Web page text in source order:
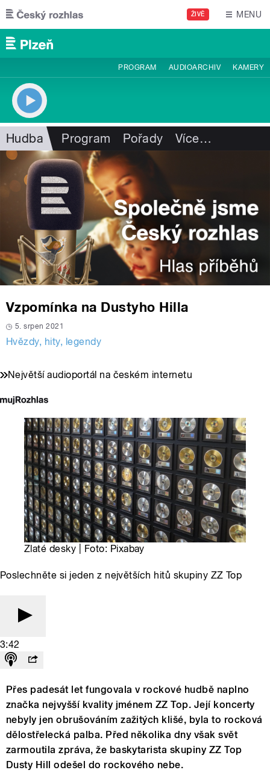
Přejít k hlavnímu obsahu
ŽIVĚ MENU
PROGRAM AUDIOARCHIV KAMERY
Hudba Program Pořady Více…
Vzpomínka na Dustyho Hilla
5. srpen 2021
Hvězdy, hity, legendy
Největší audioportál na českém internetu
Zlaté desky | Foto: Pixabay
Poslechněte si jeden z největších hitů skupiny ZZ Top
3:42
Přes padesát let fungovala v rockové hudbě naplno
značka nejvyšší kvality jménem ZZ Top. Její koncerty
nebyly jen obrušováním zažitých klišé, byla to rocková
dělostřelecká palba. Před několika dny však svět
zarmoutila zpráva, že baskytarista skupiny ZZ Top
Dusty Hill odešel do rockového nebe.